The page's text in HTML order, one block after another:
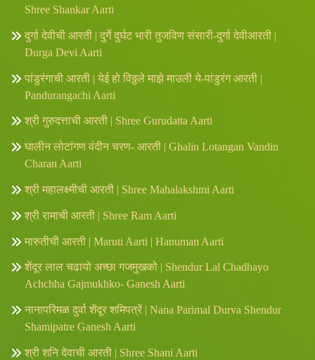
Shree Shankar Aarti
दुर्गा देवीची आरती | दुर्गे दुर्घट भारी तुजविण संसारी-दुर्गा देवीआरती |
Durga Devi Aarti
पांडुरंगाची आरती | येई हो विठ्ठले माझे माउली ये-पांडुरंग आरती |
Pandurangachi Aarti
श्री गुरुदत्ताची आरती | Shree Gurudatta Aarti
घालीन लोटांगण वंदीन चरण- आरती | Ghalin Lotangan Vandin
Charan Aarti
श्री महालक्ष्मीची आरती | Shree Mahalakshmi Aarti
श्री रामाची आरती | Shree Ram Aarti
मारुतीची आरती | Maruti Aarti | Hanuman Aarti
शेंदूर लाल चढायो अच्छा गजमुखको | Shendur Lal Chadhayo
Achchha Gajmukhko- Ganesh Aarti
नानापरिमळ दुर्वा शेंदूर शमिपत्रें | Nana Parimal Durva Shendur
Shamipatre Ganesh Aarti
श्री शनि देवाची आरती | Shree Shani Aarti